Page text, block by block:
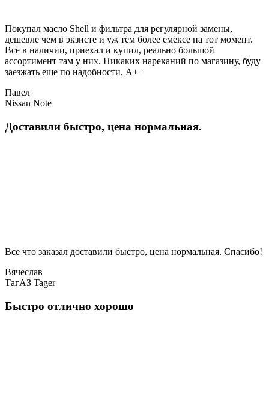
Покупал масло Shell и фильтра для регулярной замены,
дешевле чем в экзисте и уж тем более емексе на тот момент.
Все в наличии, приехал и купил, реально большой
ассортимент там у них. Никаких нареканий по магазину, буду
заезжать еще по надобности, A++
Павел
Nissan Note
Доставили быстро, цена нормальная.
Все что заказал доставили быстро, цена нормальная. Спасибо!
Вячеслав
ТагАЗ Tager
Быстро отлично хорошо